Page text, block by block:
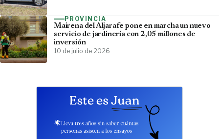
PROVINCIA
Mairena del Aljarafe pone en marcha un nuevo
servicio de jardinería con 2,05 millones de
inversión
10 de julio de 2026